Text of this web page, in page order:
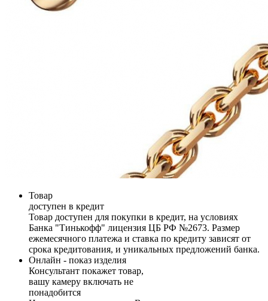
Товар
доступен в кредит
Товар доступен для покупки в кредит, на условиях
Банка "Тинькофф" лицензия ЦБ РФ №2673. Размер
ежемесячного платежа и ставка по кредиту зависят от
срока кредитования, и уникальных предложений банка.
Онлайн - показ изделия
Консультант покажет товар,
вашу камеру включать не
понадобится